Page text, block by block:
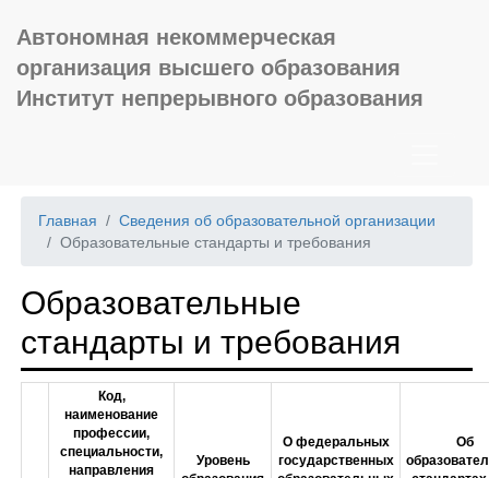
Автономная некоммерческая
организация высшего образования
Институт непрерывного образования
Главная
Сведения об образовательной организации
Образовательные стандарты и требования
Образовательные
стандарты и требования
Код,
наименование
профессии,
специальности,
направления
Уровень
О федеральных
государственных
Об